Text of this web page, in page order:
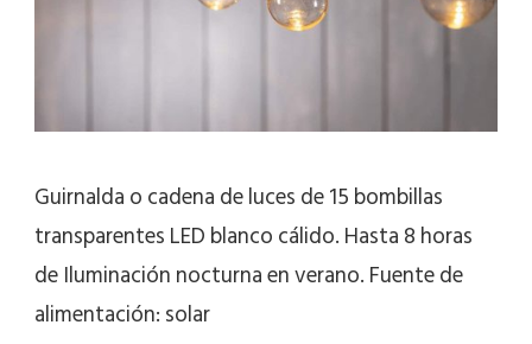
Guirnalda o cadena de luces de 15 bombillas
transparentes LED blanco cálido. Hasta 8 horas
de Iluminación nocturna en verano. Fuente de
alimentación: solar